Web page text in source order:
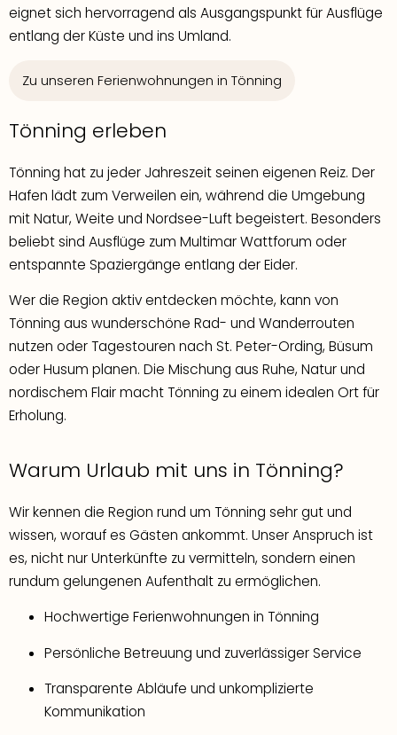
eignet sich hervorragend als Ausgangspunkt für Ausflüge
entlang der Küste und ins Umland.
Zu unseren Ferienwohnungen in Tönning
Tönning erleben
Tönning hat zu jeder Jahreszeit seinen eigenen Reiz. Der
Hafen lädt zum Verweilen ein, während die Umgebung
mit Natur, Weite und Nordsee-Luft begeistert. Besonders
beliebt sind Ausflüge zum Multimar Wattforum oder
entspannte Spaziergänge entlang der Eider.
Wer die Region aktiv entdecken möchte, kann von
Tönning aus wunderschöne Rad- und Wanderrouten
nutzen oder Tagestouren nach St. Peter-Ording, Büsum
oder Husum planen. Die Mischung aus Ruhe, Natur und
nordischem Flair macht Tönning zu einem idealen Ort für
Erholung.
Warum Urlaub mit uns in Tönning?
Wir kennen die Region rund um Tönning sehr gut und
wissen, worauf es Gästen ankommt. Unser Anspruch ist
es, nicht nur Unterkünfte zu vermitteln, sondern einen
rundum gelungenen Aufenthalt zu ermöglichen.
Hochwertige Ferienwohnungen in Tönning
Persönliche Betreuung und zuverlässiger Service
Transparente Abläufe und unkomplizierte
Kommunikation